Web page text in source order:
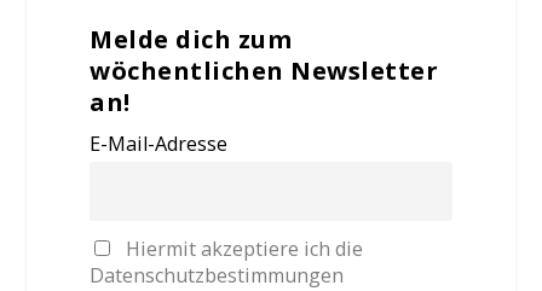
Melde dich zum
wöchentlichen Newsletter
an!
E-Mail-Adresse
Hiermit akzeptiere ich die
Datenschutzbestimmungen